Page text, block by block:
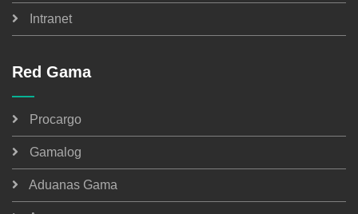
Intranet
Red Gama
Procargo
Gamalog
Aduanas Gama